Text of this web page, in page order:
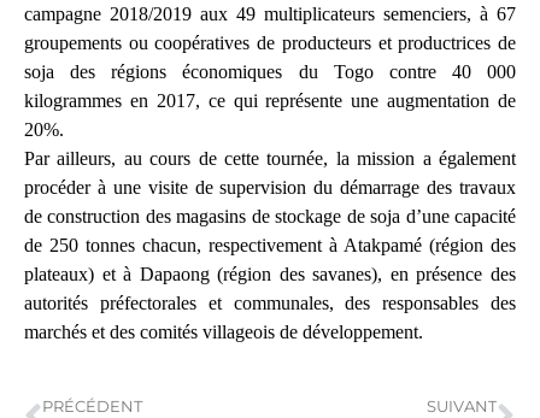
campagne 2018/2019 aux 49 multiplicateurs semenciers, à 67
groupements ou coopératives de producteurs et productrices de
soja des régions économiques du Togo contre 40 000
kilogrammes en 2017, ce qui représente une augmentation de
20%.
Par ailleurs, au cours de cette tournée, la mission a également
procéder à une visite de supervision du démarrage des travaux
de construction des magasins de stockage de soja d’une capacité
de 250 tonnes chacun, respectivement à Atakpamé (région des
plateaux) et à Dapaong (région des savanes), en présence des
autorités préfectorales et communales, des responsables des
marchés et des comités villageois de développement.
PRÉCÉDENT SUIVANT